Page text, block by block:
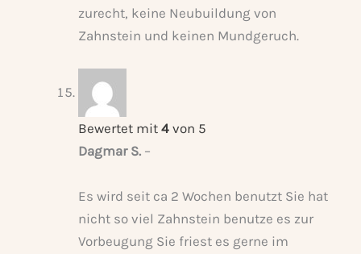
zurecht, keine Neubuildung von
Zahnstein und keinen Mundgeruch.
Bewertet mit4 von 5
Dagmar S. –
Es wird seit ca 2 Wochen benutzt Sie hat
nicht so viel Zahnstein benutze es zur
Vorbeugung Sie friest es gerne im